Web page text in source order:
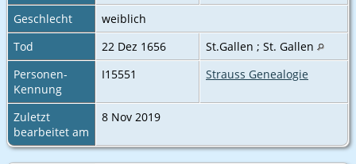
Geschlecht
weiblich
Tod
22 Dez 1656
St.Gallen ; St. Gallen
Personen-
Kennung
I15551 Strauss Genealogie
Zuletzt
bearbeitet am
8 Nov 2019